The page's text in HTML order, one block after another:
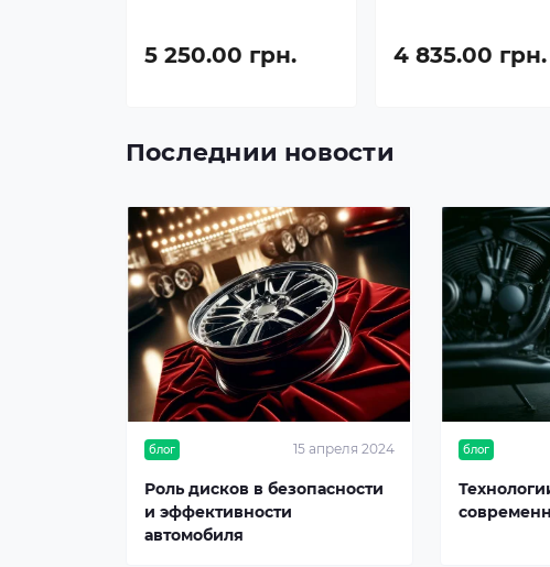
5 250.00 грн. 4 835.00 грн.
Последнии новости
блог 15 апреля 2024
Роль дисков в безопасности
и эффективности
автомобиля
блог